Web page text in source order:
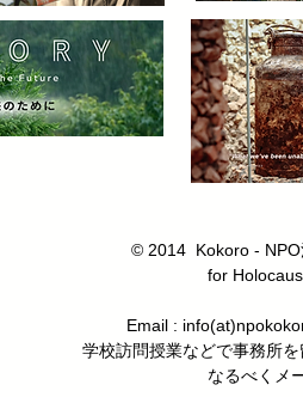
© 2014 Kokoro - NPO
for
Email :
学校訪問授業などで事務所
なるべくメ